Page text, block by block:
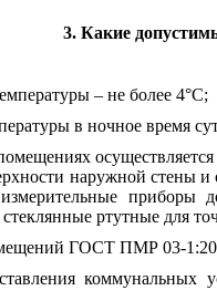
3. Какие
– не более 4°С;
в ночное время
наружной стены
приборы
ртутные для
ГОСТ ПМР 03-
коммунальных